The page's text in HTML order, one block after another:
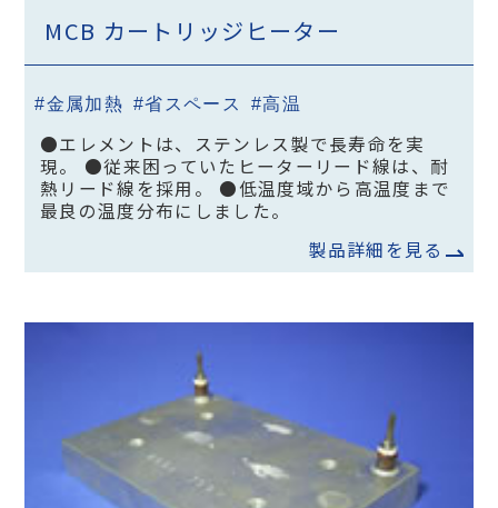
MCB カートリッジヒーター
#金属加熱 #省スペース #高温
●エレメントは、ステンレス製で長寿命を実
現。 ●従来困っていたヒーターリード線は、耐
熱リード線を採用。 ●低温度域から高温度まで
最良の温度分布にしました。
製品詳細を見る